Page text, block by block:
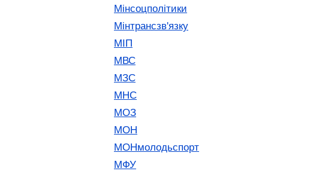
Мінсоцполітики
Мінтрансзв'язку
МІП
МВС
МЗС
МНС
МОЗ
МОН
МОНмолодьспорт
МФУ